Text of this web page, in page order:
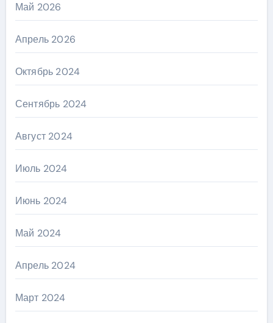
Май 2026
Апрель 2026
Октябрь 2024
Сентябрь 2024
Август 2024
Июль 2024
Июнь 2024
Май 2024
Апрель 2024
Март 2024